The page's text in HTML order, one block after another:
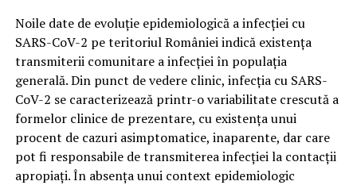
Noile date de evoluție epidemiologică a infecției cu
SARS-CoV-2 pe teritoriul României indică existența
transmiterii comunitare a infecției în populația
generală. Din punct de vedere clinic, infecția cu SARS-
CoV-2 se caracterizează printr-o variabilitate crescută a
formelor clinice de prezentare, cu existența unui
procent de cazuri asimptomatice, inaparente, dar care
pot fi responsabile de transmiterea infecției la contacții
apropiați. În absența unui context epidemiologic